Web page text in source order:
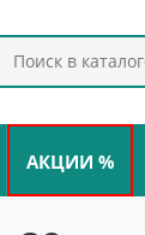
АКЦИИ %